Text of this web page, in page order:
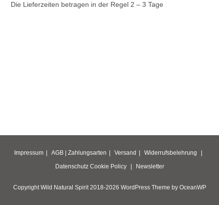
Die Lieferzeiten betragen in der Regel 2 – 3 Tage
Impressum AGB | Zahlungsarten Versand
Widerrufsbelehrung
Datenschutz Cookie Policy Newsletter
Copyright Wild Natural Spirit 2018-2026 WordPress Theme by OceanWP